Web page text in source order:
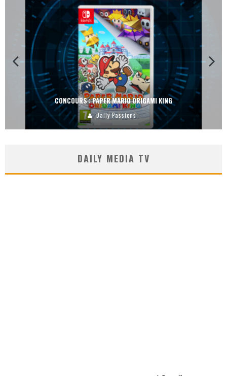
CONCOURS : PAPER MARIO ORIGAMI KING
Daily Passions
DAILY MEDIA TV